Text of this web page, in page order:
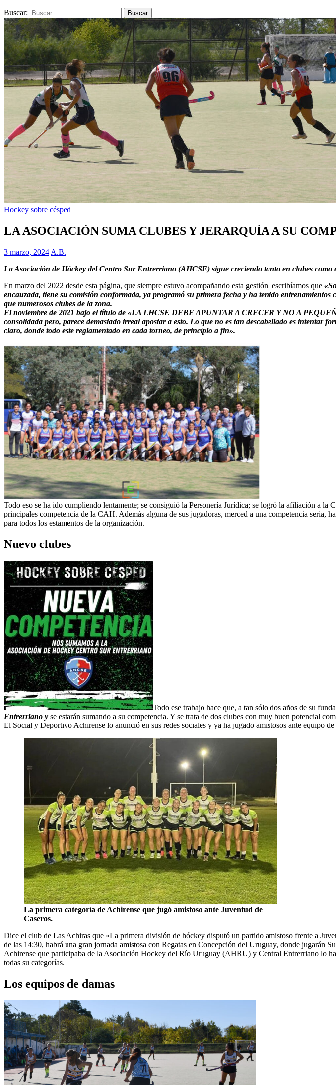
Buscar:
Hockey sobre césped
LA ASOCIACIÓN SUMA CLUBES Y JERARQUÍA A SU
3 marzo, 2024 A.B.
La Asociación de Hóckey del Centro Sur Entrerriano (AHCSE) sigue creciendo tanto en clubes como
En marzo del 2022 desde esta página, que siempre estuvo acompañando esta gestión, escribíamos que
encauzada, tiene su comisión conformada, ya programó su primera fecha y ha tenido
que numerosos clubes de la zona.
El noviembre de 2021 bajo el título de «LA LHCSE DEBE APUNTAR A CRECER Y NO A
consolidada pero, parece demasiado irreal apostar a esto. Lo que no es tan descabellado es
claro, donde todo este reglamentado en cada torneo, de principio a fin».
Todo eso se ha ido cumpliendo lentamente; se consiguió la Personería Jurídica; se logró la afiliación a
principales competencia de la CAH. Además alguna de sus jugadoras, merced a una competencia seria,
para todos los estamentos de la organización.
Nuevo clubes
Todo ese trabajo hace que, a tan sólo dos años de su
Entrerriano y se estarán sumando a su competencia. Y se trata de dos clubes con muy buen potencial
El Social y Deportivo Achirense lo anunció en sus redes sociales y ya ha jugado amistosos ante equipo
La primera categoría de Achirense que jugó amistoso ante Juventud de
Caseros.
Dice el club de Las Achiras que «La primera división de hóckey disputó un partido amistoso frente a
de las 14:30, habrá una gran jornada amistosa con Regatas en Concepción del Uruguay, donde jugarán
Achirense que participaba de la Asociación Hockey del Río Uruguay (AHRU) y Central Entrerriano lo
todas su categorías.
Los equipos de damas